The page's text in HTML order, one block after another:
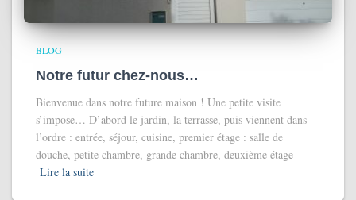
BLOG
Notre futur chez-nous…
Bienvenue dans notre future maison ! Une petite visite
s’impose… D’abord le jardin, la terrasse, puis viennent dans
l’ordre : entrée, séjour, cuisine, premier étage : salle de
douche, petite chambre, grande chambre, deuxième étage
Lire la suite